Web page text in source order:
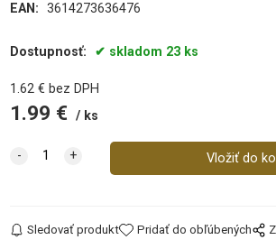
EAN: 3614273636476
Dostupnosť: skladom 23 ks
1.62 € bez DPH
1.99 € ks
Sledovať produkt Pridať do obľúbených